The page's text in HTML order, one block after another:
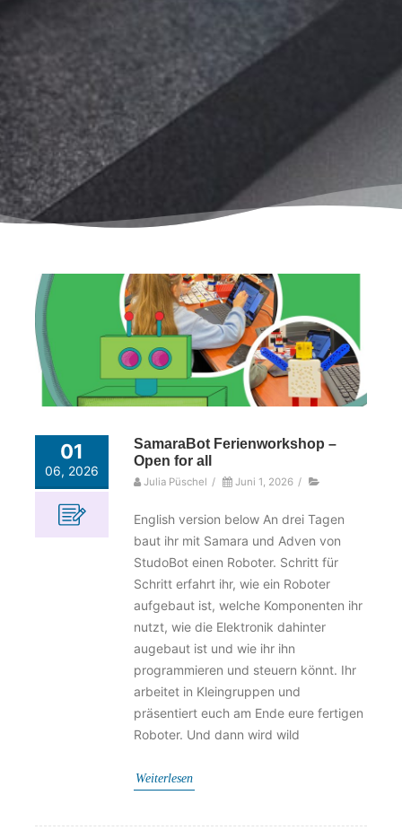
01
06, 2026
SamaraBot Ferienworkshop –
Open for all
Julia Püschel / Juni 1, 2026 /
English version below An drei Tagen
baut ihr mit Samara und Adven von
StudoBot einen Roboter. Schritt für
Schritt erfahrt ihr, wie ein Roboter
aufgebaut ist, welche Komponenten ihr
nutzt, wie die Elektronik dahinter
augebaut ist und wie ihr ihn
programmieren und steuern könnt. Ihr
arbeitet in Kleingruppen und
präsentiert euch am Ende eure fertigen
Roboter. Und dann wird wild
Weiterlesen